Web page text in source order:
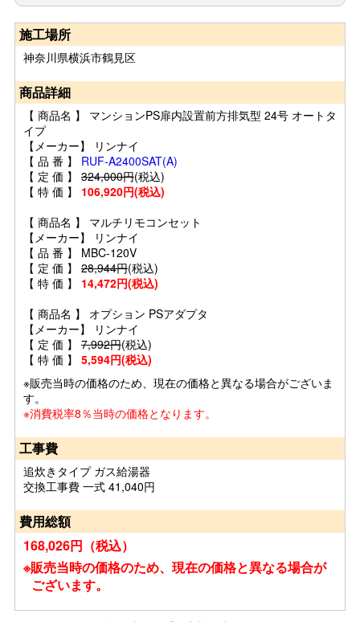
施工場所
神奈川県横浜市鶴見区
商品詳細
【 商品名 】 マンションPS扉内設置前方排気型 24号 オートタ
イプ
【メーカー】 リンナイ
【 品 番 】 RUF-A2400SAT(A)
【 定 価 】 324,000円(税込)
【 特 価 】 106,920円(税込)
【 商品名 】 マルチリモコンセット
【メーカー】 リンナイ
【 品 番 】 MBC-120V
【 定 価 】 28,944円(税込)
【 特 価 】 14,472円(税込)
【 商品名 】 オプション PSアダプタ
【メーカー】 リンナイ
【 定 価 】 7,992円(税込)
【 特 価 】 5,594円(税込)
※販売当時の価格のため、現在の価格と異なる場合がございま
す。
※消費税率8％当時の価格となります。
工事費
追炊きタイプ ガス給湯器
交換工事費 一式 41,040円
費用総額
168,026円（税込）
※販売当時の価格のため、現在の価格と異なる場合が
ございます。